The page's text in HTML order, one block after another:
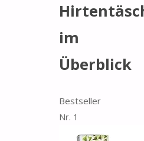
im
Überblick
Bestseller
Nr. 1